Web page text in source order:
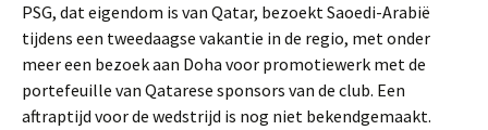
PSG, dat eigendom is van Qatar, bezoekt Saoedi-Arabië
tijdens een tweedaagse vakantie in de regio, met onder
meer een bezoek aan Doha voor promotiewerk met de
portefeuille van Qatarese sponsors van de club. Een
aftraptijd voor de wedstrijd is nog niet bekendgemaakt.